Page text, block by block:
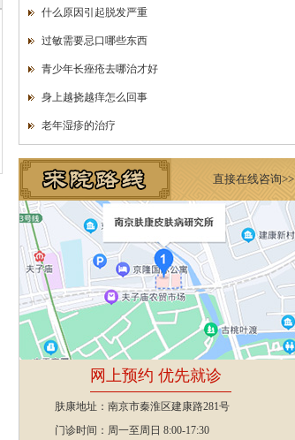
什么原因引起脱发严重
过敏需要忌口哪些东西
青少年长痤疮去哪治才好
身上越挠越痒怎么回事
老年湿疹的治疗
直接在线咨询>>
网上预约 优先就诊
肤康地址：南京市秦淮区建康路281号
门诊时间：周一至周日 8:00-17:30